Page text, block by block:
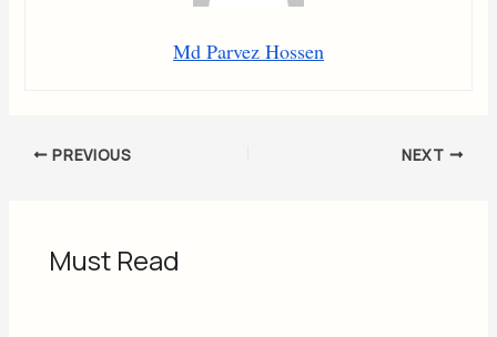
Md Parvez Hossen
PREVIOUS NEXT
Must Read